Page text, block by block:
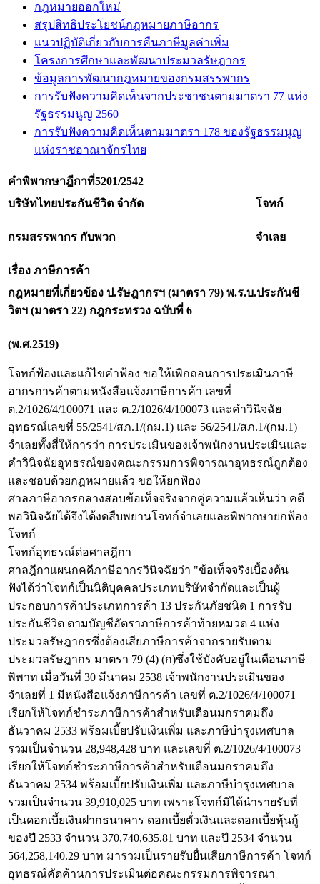
กฎหมายออกใหม่
สรุปสิทธิประโยชน์กฎหมายภาษีอากร
แนวปฏิบัติเกี่ยวกับการคืนภาษีมูลค่าเพิ่ม
โครงการศึกษาและพัฒนาประมวลรัษฎากร
ข้อมูลการพัฒนากฎหมายของกรมสรรพากร
การรับฟังความคิดเห็นจากประชาชนตามมาตรา 77 แห่ง
รัฐธรรมนูญ 2560
การรับฟังความคิดเห็นตามมาตรา 178 ของรัฐธรรมนูญ
แห่งราชอาณาจักรไทย
คำพิพากษาฎีกาที่5201/2542
บริษัทไทยประกันชีวิต จำกัด
โจทก์
กรมสรรพากร กับพวก จำเลย
เรื่อง ภาษีการค้า
กฎหมายที่เกี่ยวข้อง ป.รัษฎากรฯ (มาตรา 79) พ.ร.บ.ประกันชี
วิตฯ (มาตรา 22) กฎกระทรวง ฉบับที่ 6
(พ.ศ.2519)
โจทก์ฟ้องและแก้ไขคำฟ้อง ขอให้เพิกถอนการประเมินภาษี
อากรการค้าตามหนังสือแจ้งภาษีการค้า เลขที่
ต.2/1026/4/100071 และ ต.2/1026/4/100073 และคำวินิจฉัย
อุทธรณ์เลขที่ 55/2541/สภ.1/(กม.1) และ 56/2541/สภ.1/(กม.1)
จำเลยทั้งสี่ให้การว่า การประเมินของเจ้าพนักงานประเมินและ
คำวินิจฉัยอุทธรณ์ของคณะกรรมการพิจารณาอุทธรณ์ถูกต้อง
และชอบด้วยกฎหมายแล้ว ขอให้ยกฟ้อง
ศาลภาษีอากรกลางสอบข้อเท็จจริงจากคู่ความแล้วเห็นว่า คดี
พอวินิจฉัยได้จึงได้งดสืบพยานโจทก์จำเลยและพิพากษายกฟ้อง
โจทก์
โจทก์อุทธรณ์ต่อศาลฎีกา
ศาลฎีกาแผนกคดีภาษีอากรวินิจฉัยว่า "ข้อเท็จจริงเบื้องต้น
ฟังได้ว่าโจทก์เป็นนิติบุคคลประเภทบริษัทจำกัดและเป็นผู้
ประกอบการค้าประเภทการค้า 13 ประกันภัยชนิด 1 การรับ
ประกันชีวิต ตามบัญชีอัตราภาษีการค้าท้ายหมวด 4 แห่ง
ประมวลรัษฎากรซึ่งต้องเสียภาษีการค้าจากรายรับตาม
ประมวลรัษฎากร มาตรา 79 (4) (ก)ซึ่งใช้บังคับอยู่ในเดือนภาษี
พิพาท เมื่อวันที่ 30 มีนาคม 2538 เจ้าพนักงานประเมินของ
จำเลยที่ 1 มีหนังสือแจ้งภาษีการค้า เลขที่ ต.2/1026/4/100071
เรียกให้โจทก์ชำระภาษีการค้าสำหรับเดือนมกราคมถึง
ธันวาคม 2533 พร้อมเบี้ยปรับเงินเพิ่ม และภาษีบำรุงเทศบาล
รวมเป็นจำนวน 28,948,428 บาท และเลขที่ ต.2/1026/4/100073
เรียกให้โจทก์ชำระภาษีการค้าสำหรับเดือนมกราคมถึง
ธันวาคม 2534 พร้อมเบี้ยปรับเงินเพิ่ม และภาษีบำรุงเทศบาล
รวมเป็นจำนวน 39,910,025 บาท เพราะโจทก์มิได้นำรายรับที่
เป็นดอกเบี้ยเงินฝากธนาคาร ดอกเบี้ยตั๋วเงินและดอกเบี้ยหุ้นกู้
ของปี 2533 จำนวน 370,740,635.81 บาท และปี 2534 จำนวน
564,258,140.29 บาท มารวมเป็นรายรับยื่นเสียภาษีการค้า โจทก์
อุทธรณ์คัดค้านการประเมินต่อคณะกรรมการพิจารณา